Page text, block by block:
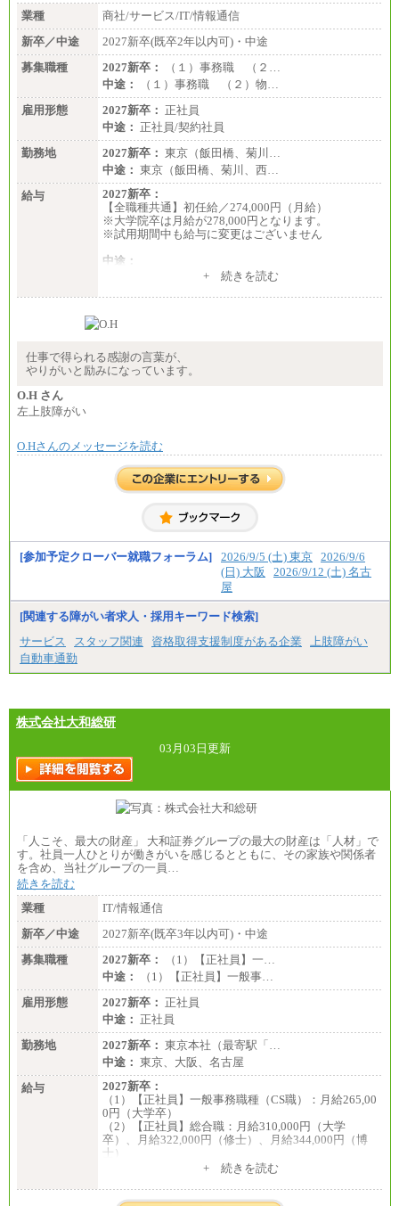
業種
商社/サービス/IT/情報通信
新卒／中途
2027新卒(既卒2年以内可)・中途
募集職種
2027新卒：
（１）事務職 （２…
中途：
（１）事務職 （２）物…
雇用形態
2027新卒： 正社員
中途： 正社員/契約社員
勤務地
2027新卒： 東京（飯田橋、菊川…
中途： 東京（飯田橋、菊川、西…
給与
2027新卒：
【全職種共通】初任給／274,000円（月給）
※大学院卒は月給が278,000円となります。
※試用期間中も給与に変更はございません
中途：
（１）～（４）274,000円（月給）～
※経験・年齢などを考慮のうえ、当社規程により優
※業務内容・勤務形態に応じて、上記給与の範囲内
※試用期間中も給与に変更はございません
+ 続きを読む
仕事で得られる感謝の言葉が、
やりがいと励みになっています。
O.H さん
左上肢障がい
O.Hさんのメッセージを読む
[参加予定クローバー就職フォーラム] 2026/9/5 (土) 東京 2026/9/6
(日) 大阪
2026/9/12 (土) 名古
屋
[関連する障がい者求人・採用キーワード検索]
サービス
スタッフ関連 資格取得支援制度がある企業
上肢障がい
自動車通勤
株式会社大和総研
03月03日更新
「人こそ、最大の財産」 大和証券グループの最大の財産は「人材」で
す。社員一人ひとりが働きがいを感じるとともに、その家族や関係者
を含め、当社グループの一員…
続きを読む
業種
IT/情報通信
新卒／中途
2027新卒(既卒3年以内可)・中途
募集職種
2027新卒：
（1）【正社員】一…
中途：
（1）【正社員】一般事…
雇用形態
2027新卒： 正社員
中途： 正社員
勤務地
2027新卒： 東京本社（最寄駅「…
中途： 東京、大阪、名古屋
給与
2027新卒：
（1）【正社員】一般事務職種（CS職）：月給265,00
0円（大学卒）
（2）【正社員】総合職：月給310,000円（大学
卒）、月給322,000円（修士）、月給344,000円（博
士）
いません。
+ 続きを読む